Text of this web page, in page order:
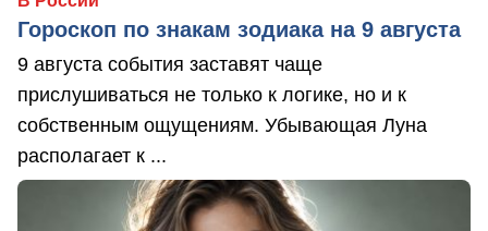
Гороскоп по знакам зодиака на 9 августа
9 августа события заставят чаще
прислушиваться не только к логике, но и к
собственным ощущениям. Убывающая Луна
располагает к ...